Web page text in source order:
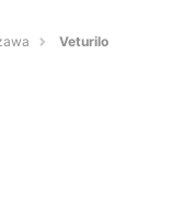
Veturilo